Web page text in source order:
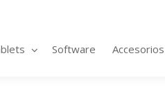
Software Accesorios